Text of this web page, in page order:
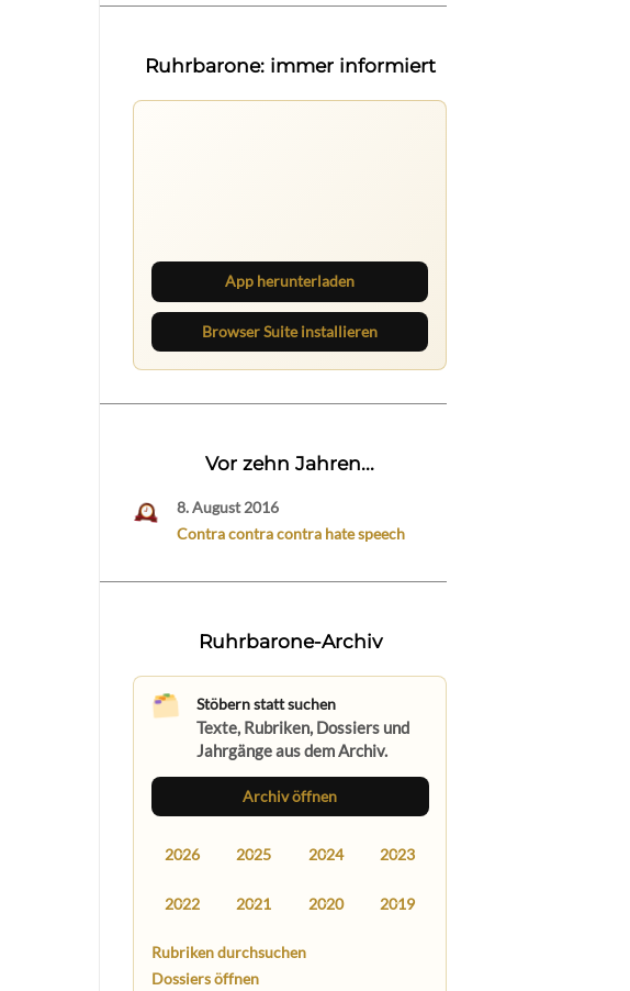
Ruhrbarone: immer informiert
App herunterladen
Browser Suite installieren
Vor zehn Jahren...
8. August 2016
Contra contra contra hate speech
Ruhrbarone-Archiv
Stöbern statt suchen
Texte, Rubriken, Dossiers und
Jahrgänge aus dem Archiv.
Archiv öffnen
2026 2025 2024 2023
2022 2021 2020 2019
Rubriken durchsuchen
Dossiers öffnen